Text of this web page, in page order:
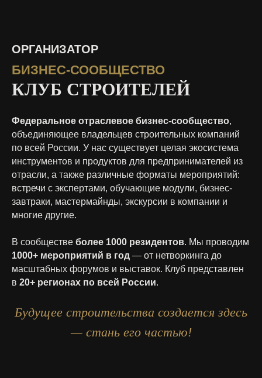
ОРГАНИЗАТОР
БИЗНЕС-СООБЩЕСТВО
КЛУБ СТРОИТЕЛЕЙ
Федеральное отраслевое бизнес-сообщество,
объединяющее владельцев строительных компаний
по всей России. У нас существует целая экосистема
инструментов и продуктов для предпринимателей из
отрасли, а также различные форматы мероприятий:
встречи с экспертами, обучающие модули, бизнес-
завтраки, мастермайнды, экскурсии в компании и
многие другие.
В сообществе более 1000 резидентов. Мы проводим
1000+ мероприятий в год — от нетворкинга до
масштабных форумов и выставок. Клуб представлен
в 20+ регионах по всей России.
Будущее строительства создается здесь
— стань его частью!